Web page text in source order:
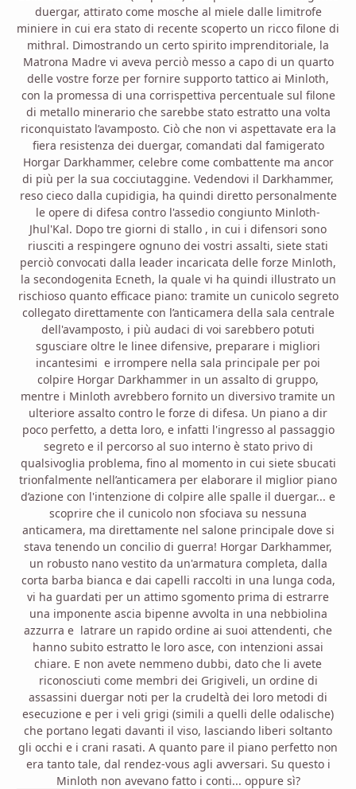
duergar, attirato come mosche al miele dalle limitrofe
miniere in cui era stato di recente scoperto un ricco filone di
mithral. Dimostrando un certo spirito imprenditoriale, la
Matrona Madre vi aveva perciò messo a capo di un quarto
delle vostre forze per fornire supporto tattico ai Minloth,
con la promessa di una corrispettiva percentuale sul filone
di metallo minerario che sarebbe stato estratto una volta
riconquistato l’avamposto. Ciò che non vi aspettavate era la
fiera resistenza dei duergar, comandati dal famigerato
Horgar Darkhammer, celebre come combattente ma ancor
di più per la sua cocciutaggine. Vedendovi il Darkhammer,
reso cieco dalla cupidigia, ha quindi diretto personalmente
le opere di difesa contro l'assedio congiunto Minloth-
Jhul'Kal. Dopo tre giorni di stallo , in cui i difensori sono
riusciti a respingere ognuno dei vostri assalti, siete stati
perciò convocati dalla leader incaricata delle forze Minloth,
la secondogenita Ecneth, la quale vi ha quindi illustrato un
rischioso quanto efficace piano: tramite un cunicolo segreto
collegato direttamente con l’anticamera della sala centrale
dell'avamposto, i più audaci di voi sarebbero potuti
sgusciare oltre le linee difensive, preparare i migliori
incantesimi e irrompere nella sala principale per poi
colpire Horgar Darkhammer in un assalto di gruppo,
mentre i Minloth avrebbero fornito un diversivo tramite un
ulteriore assalto contro le forze di difesa. Un piano a dir
poco perfetto, a detta loro, e infatti l'ingresso al passaggio
segreto e il percorso al suo interno è stato privo di
qualsivoglia problema, fino al momento in cui siete sbucati
trionfalmente nell’anticamera per elaborare il miglior piano
d’azione con l'intenzione di colpire alle spalle il duergar... e
scoprire che il cunicolo non sfociava su nessuna
anticamera, ma direttamente nel salone principale dove si
stava tenendo un concilio di guerra! Horgar Darkhammer,
un robusto nano vestito da un'armatura completa, dalla
corta barba bianca e dai capelli raccolti in una lunga coda,
vi ha guardati per un attimo sgomento prima di estrarre
una imponente ascia bipenne avvolta in una nebbiolina
azzurra e latrare un rapido ordine ai suoi attendenti, che
hanno subito estratto le loro asce, con intenzioni assai
chiare. E non avete nemmeno dubbi, dato che li avete
riconosciuti come membri dei Grigiveli, un ordine di
assassini duergar noti per la crudeltà dei loro metodi di
esecuzione e per i veli grigi (simili a quelli delle odalische)
che portano legati davanti il viso, lasciando liberi soltanto
gli occhi e i crani rasati. A quanto pare il piano perfetto non
era tanto tale, dal rendez-vous agli avversari. Su questo i
Minloth non avevano fatto i conti... oppure sì?